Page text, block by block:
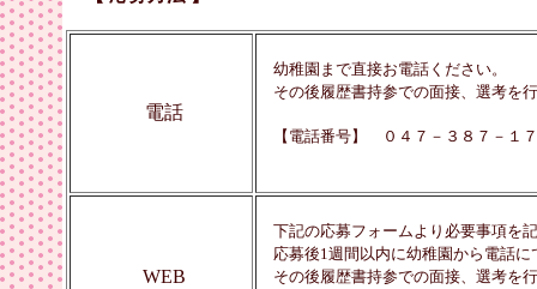
電話
幼稚園まで直接お電話ください。
その後履歴書持参での面接、選考を
【電話番号】 ０４７－３８７－１
WEB
下記の応募フォームより必要事項を
応募後1週間以内に幼稚園から電話に
その後履歴書持参での面接、選考を